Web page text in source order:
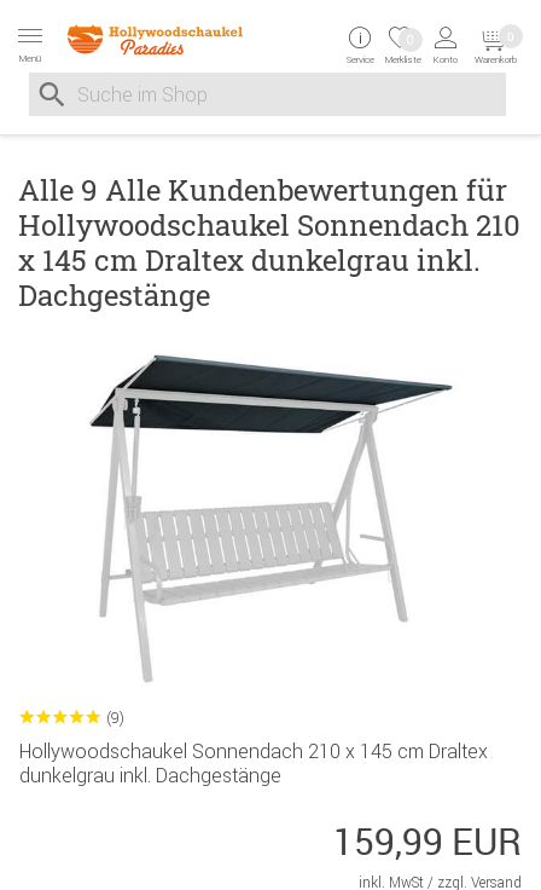
Menü
Suche nach
Suche im Shop, nach der Eingabe von 3 Buchstaben
Service Merkliste
0
Konto Warenkorb
0
Alle 9 Alle Kundenbewertungen für
Hollywoodschaukel Sonnendach 210
x 145 cm Draltex dunkelgrau inkl.
Dachgestänge
(9)
Hollywoodschaukel Sonnendach 210 x 145 cm Draltex
dunkelgrau inkl. Dachgestänge
159,99 EUR
inkl. MwSt / zzgl. Versand